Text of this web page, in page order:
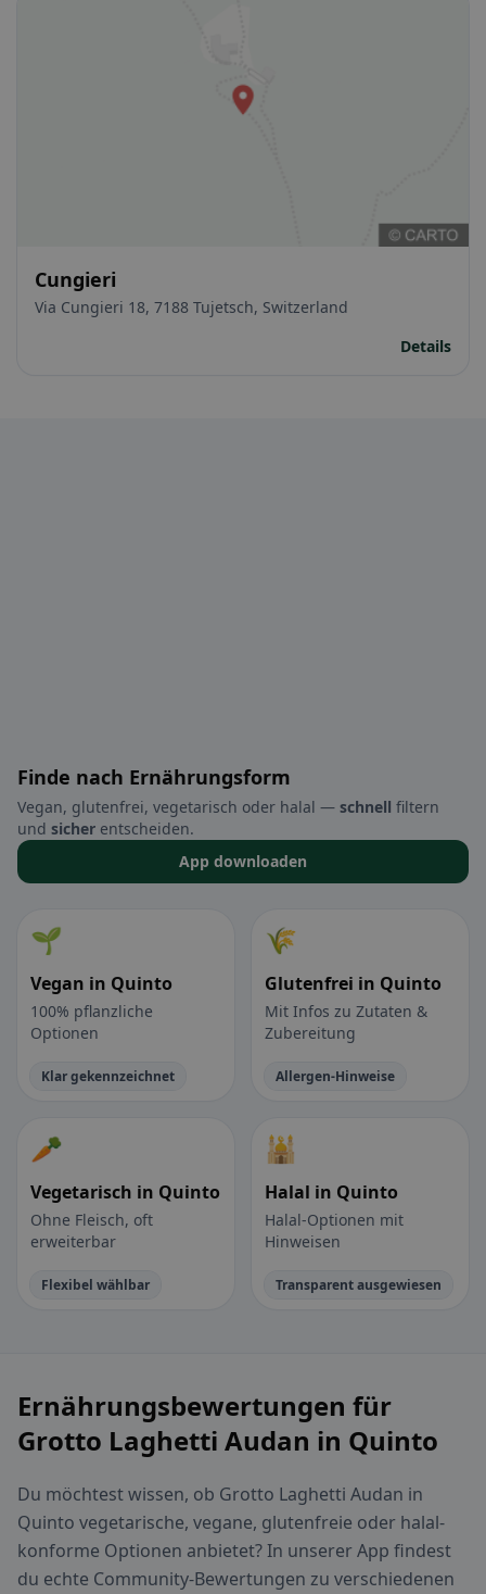
Cungieri
Via Cungieri 18, 7188 Tujetsch, Switzerland
Details
Finde nach Ernährungsform
Vegan, glutenfrei, vegetarisch oder halal — schnell filtern
und sicher entscheiden.
App downloaden
🌱
Vegan in Quinto
100% pflanzliche
Optionen
Klar gekennzeichnet
🌾
Glutenfrei in Quinto
Mit Infos zu Zutaten &
Zubereitung
Allergen-Hinweise
🥕
Vegetarisch in Quinto
Ohne Fleisch, oft
erweiterbar
Flexibel wählbar
🕌
Halal in Quinto
Halal-Optionen mit
Hinweisen
Transparent ausgewiesen
Ernährungsbewertungen für
Grotto Laghetti Audan in Quinto
Du möchtest wissen, ob Grotto Laghetti Audan in
Quinto vegetarische, vegane, glutenfreie oder halal-
konforme Optionen anbietet? In unserer App findest
du echte Community-Bewertungen zu verschiedenen